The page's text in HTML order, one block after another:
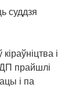
суддзя
і
прайшлі
і па